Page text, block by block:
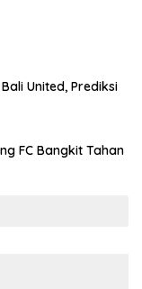
United, Prediksi
FC Bangkit Tahan